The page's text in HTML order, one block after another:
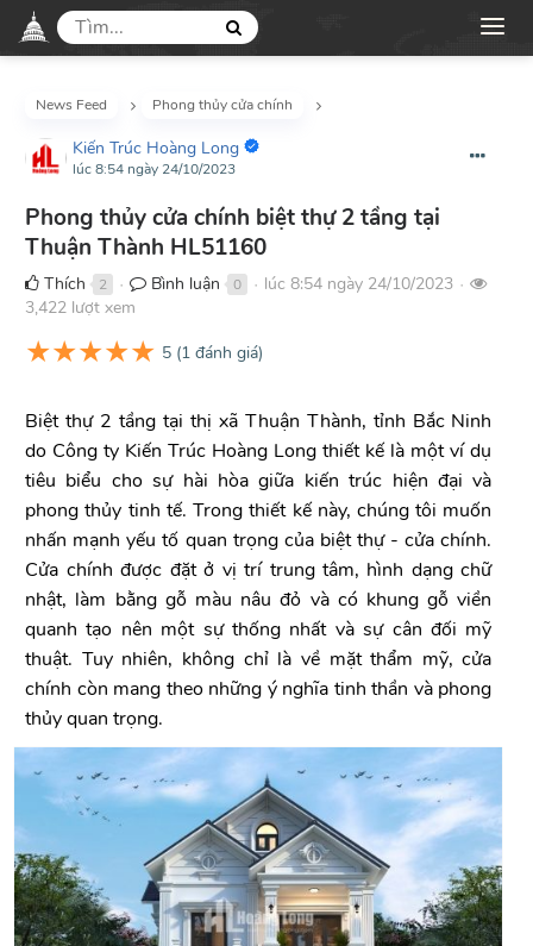
News Feed Phong thủy cửa chính
Kiến Trúc Hoàng Long
lúc 8:54 ngày 24/10/2023
Phong thủy cửa chính biệt thự 2 tầng tại
Thuận Thành HL51160
Thích 2 ● Bình luận 0 ● lúc 8:54 ngày 24/10/2023 ●
3,422 lượt xem
★★★★★ 5 (1 đánh giá)
Biệt thự 2 tầng tại thị xã Thuận Thành, tỉnh Bắc Ninh
do Công ty Kiến Trúc Hoàng Long thiết kế là một ví dụ
tiêu biểu cho sự hài hòa giữa kiến trúc hiện đại và
phong thủy tinh tế. Trong thiết kế này, chúng tôi muốn
nhấn mạnh yếu tố quan trọng của biệt thự - cửa chính.
Cửa chính được đặt ở vị trí trung tâm, hình dạng chữ
nhật, làm bằng gỗ màu nâu đỏ và có khung gỗ viền
quanh tạo nên một sự thống nhất và sự cân đối mỹ
thuật. Tuy nhiên, không chỉ là về mặt thẩm mỹ, cửa
chính còn mang theo những ý nghĩa tinh thần và phong
thủy quan trọng.